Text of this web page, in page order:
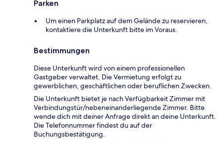
Parken
Um einen Parkplatz auf dem Gelände zu reservieren,
kontaktiere die Unterkunft bitte im Voraus.
Bestimmungen
Diese Unterkunft wird von einem professionellen
Gastgeber verwaltet. Die Vermietung erfolgt zu
gewerblichen, geschäftlichen oder beruflichen Zwecken.
Die Unterkunft bietet je nach Verfügbarkeit Zimmer mit
Verbindungstür/nebeneinanderliegende Zimmer. Bitte
wende dich mit deiner Anfrage direkt an deine Unterkunft.
Die Telefonnummer findest du auf der
Buchungsbestätigung.